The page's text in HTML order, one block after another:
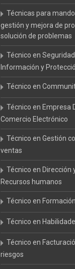
Técnicas para
gestión y mejora de
solución de problemas
Técnico en
Información y
Técnico en
Técnico en Empresa
Comercio Electrónico
Técnico en Gestión
ventas
Técnico en Dirección
Recursos humanos
Técnico en
Técnico en
Técnico en
riesgos